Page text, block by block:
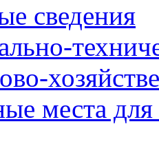
сведения
места